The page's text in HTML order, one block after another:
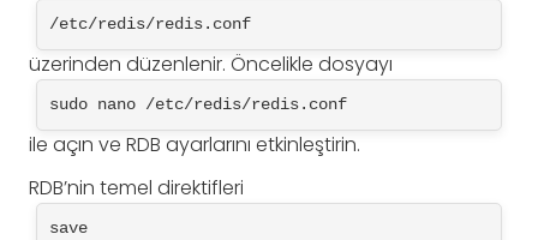
/etc/redis/redis.conf
üzerinden düzenlenir. Öncelikle dosyayı
sudo nano /etc/redis/redis.conf
ile açın ve RDB ayarlarını etkinleştirin.
RDB’nin temel direktifleri
save